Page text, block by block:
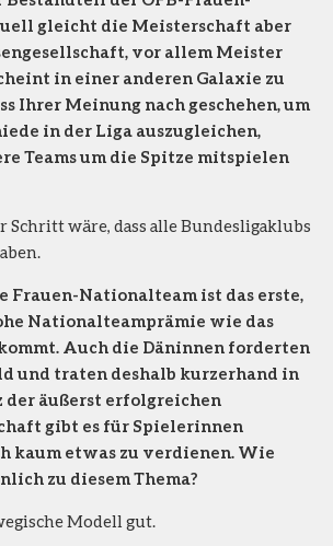
gleicht die Meisterschaft aber
vor allem Meister
in einer anderen Galaxie zu
Ihrer Meinung nach geschehen, um
in der Liga auszugleichen,
Teams um die Spitze mitspielen
Schritt wäre, dass alle Bundesligaklubs
Frauen-Nationalteam ist das erste,
Nationalteamprämie wie das
Auch die Däninnen forderten
und traten deshalb kurzerhand in
der äußerst erfolgreichen
gibt es für Spielerinnen
kaum etwas zu verdienen. Wie
zu diesem Thema?
Modell gut.